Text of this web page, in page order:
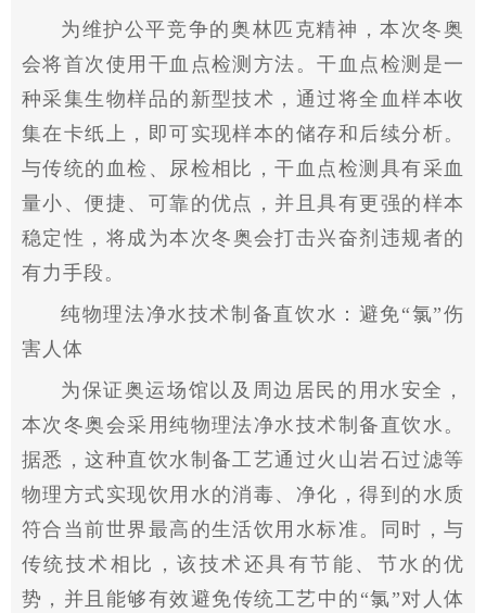
为维护公平竞争的奥林匹克精神 ，本次冬奥
会将首次使用干血点检测方法。干血点检测是一
种采集生物样品的新型技术，通过将全血样本收
集在卡纸上，即可实现样本的储存和后续分析。
与传统的血检、尿检相比，干血点检测具有采血
量小、便捷、可靠的优点，并且具有更强的样本
稳定性 ，将成为本次冬奥会打击兴奋剂 违规者的
有力手段。
纯物理法净水技术制备直饮水：避免“氯”伤
害人体
为保证奥运场馆以及周边居民的用水安全，
本次冬奥会采用纯物理法净水技术制备直饮水。
据悉，这种直饮水制备工艺通过火山岩石过滤等
物理方式实现饮用水的消毒、净化，得到的水质
符合当前世界最高的生活饮用水标准。同时，与
传统技术相比，该技术还具有节能、节水的优
势，并且能够有效避免传统工艺中的“氯”对人体